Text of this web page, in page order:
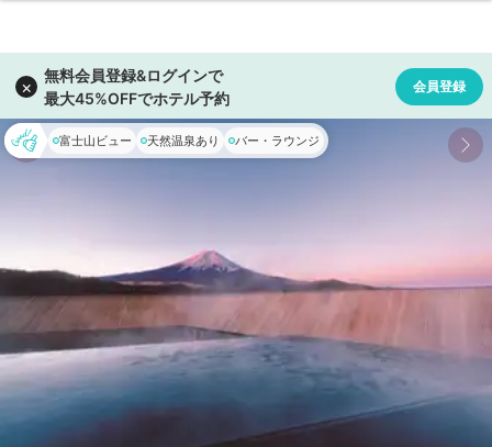
富士山ビュー 天然温泉あり バー・ラウンジ